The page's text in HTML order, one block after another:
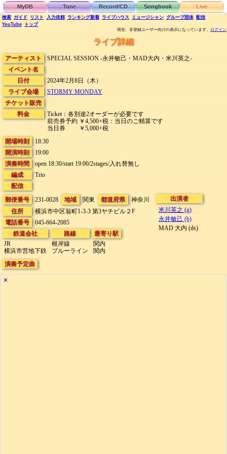
MyDB Tune Record/CD Songbook Live
検索 ガイド リスト 入力依頼 ランキング新着 ライブハウス ミュージシャン グループ団体 配信
YouTube
トップ
現在、非登録ユーザー向けの表示になっています。 ログイン
ライブ詳細
アーティスト
SPECIAL SESSION -永井敏己・MAD大内・米川英之-
イベント名
日付
2024年2月8日（木）
ライブ会場
STORMY MONDAY
チケット販売
料金
Ticket：各別途2オーダーが必要です
前売券予約 ￥4,500+税：当日のご精算です
当日券 ￥5,000+税
開場時刻
18:30
開演時刻
19:00
演奏時間
open 18:30/start 19:00/2stages/入れ替無し
編成
Trio
配信
郵便番号
231-0028 地域 関東 都道府県
神奈川
住所
横浜市中区翁町1-3-3 第3ヤチビル２F
電話番号
045-664-2085
鉄道会社
JR
横浜市営地下鉄
路線
根岸線
ブルーライン
最寄り駅
関内
関内
出演者
米川英之 (g)
永井敏己 (b)
MAD 大内 (ds)
演奏予定曲
✕